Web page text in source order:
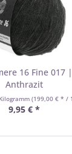
16 Fine 017 |
Anthrazit
(199,00 € * / 1
9,95 € *